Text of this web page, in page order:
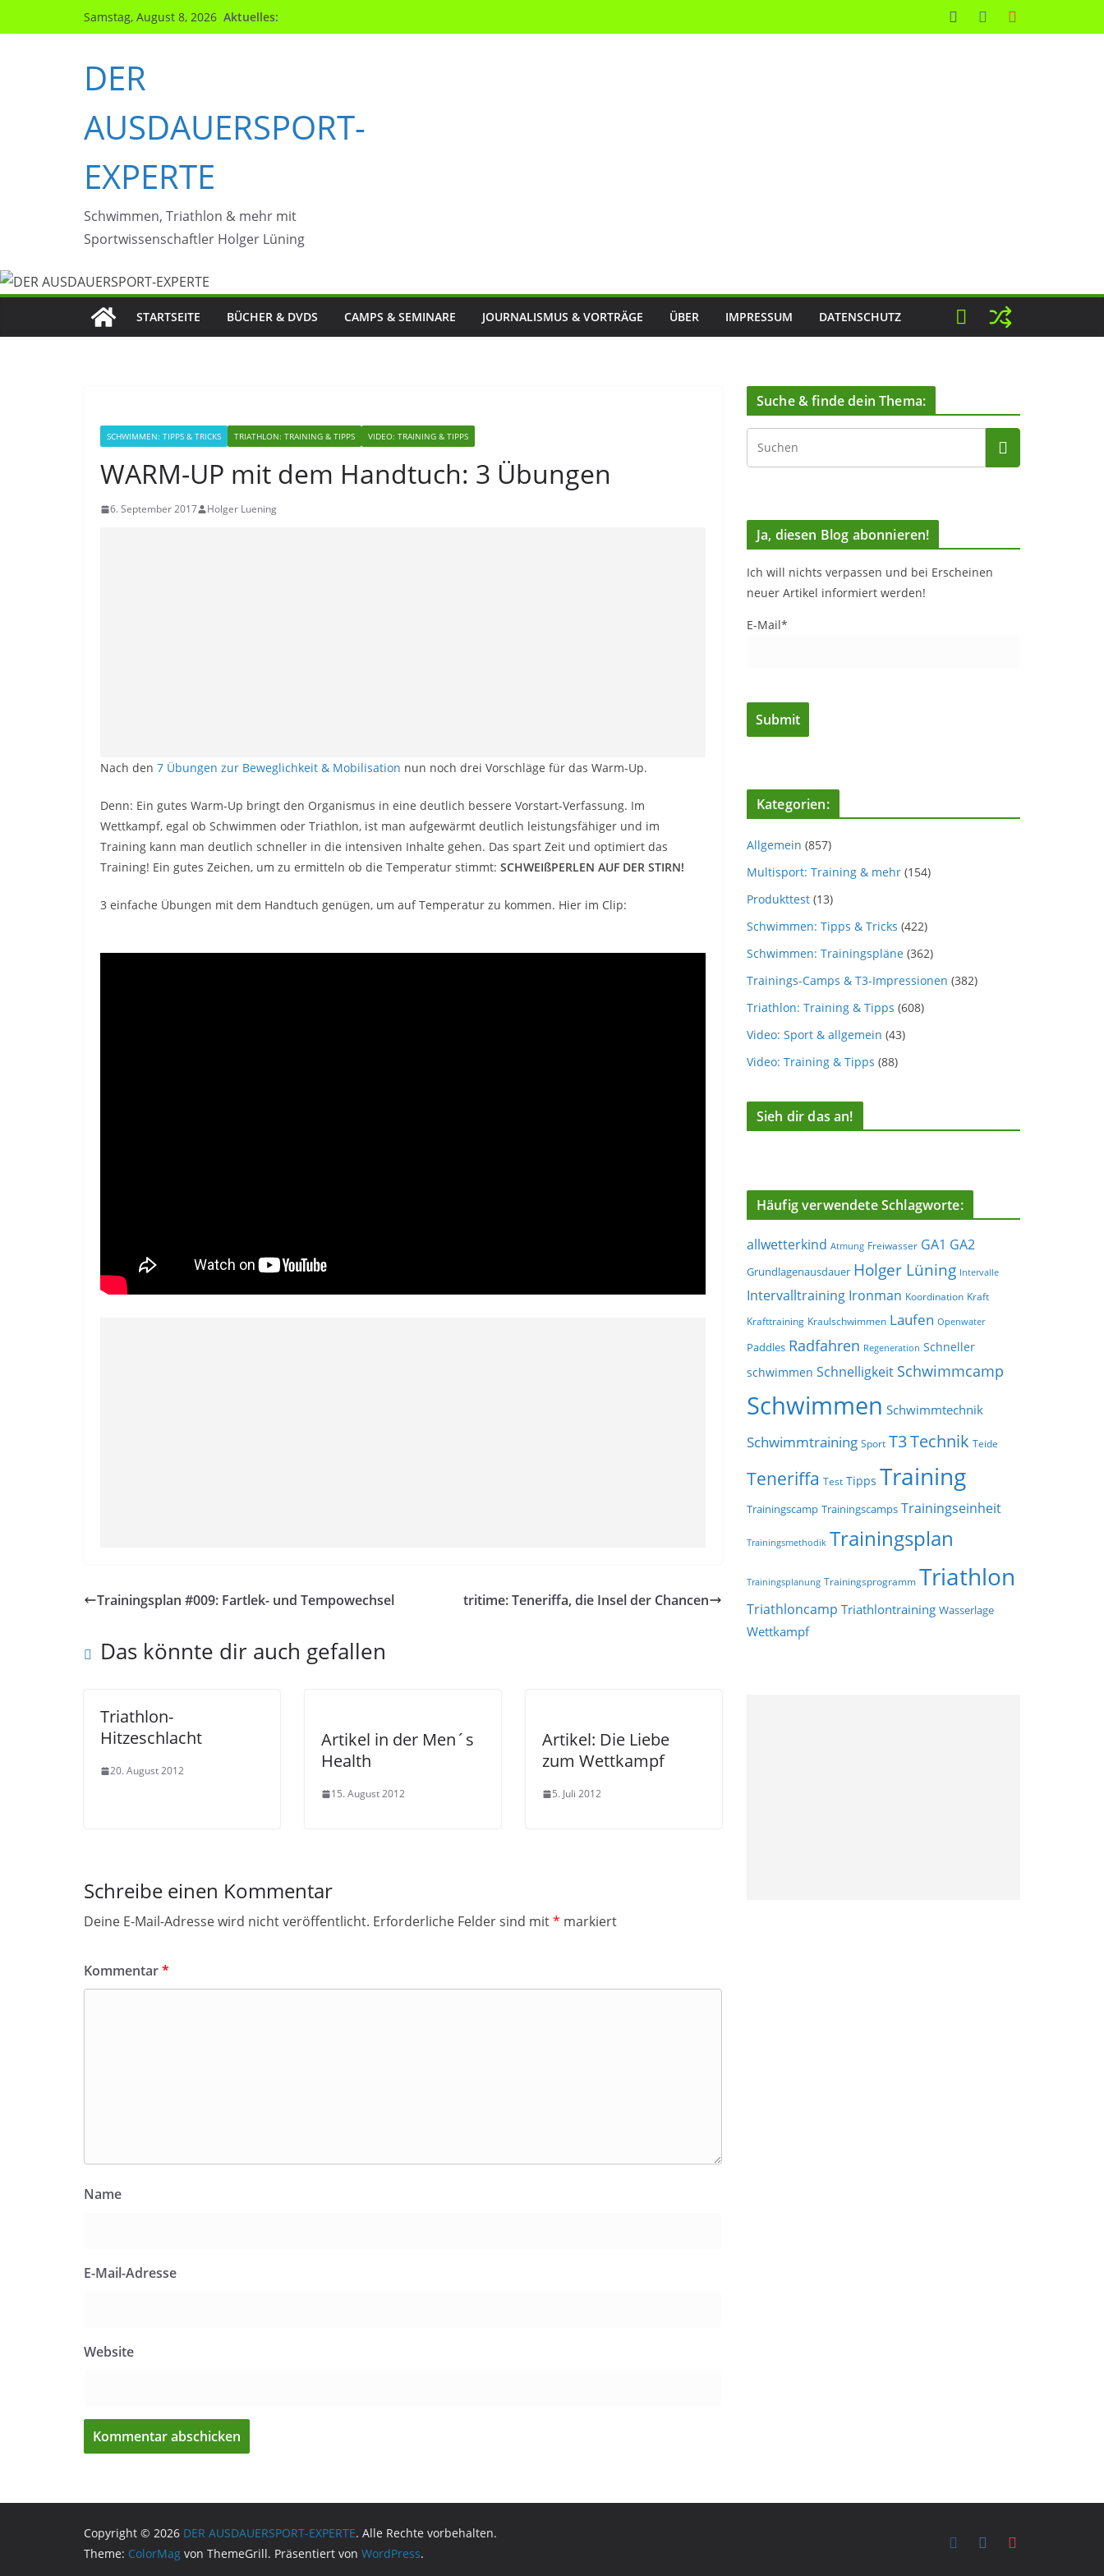
Inhalt
Samstag, August 8, 2026 Aktuelles:
DER
AUSDAUERSPORT-
EXPERTE
Schwimmen, Triathlon & mehr mit
Sportwissenschaftler Holger Lüning
STARTSEITE BÜCHER & DVDS CAMPS & SEMINARE JOURNALISMUS & VORTRÄGE ÜBER IMPRESSUM DATENSCHUTZ
SCHWIMMEN: TIPPS & TRICKS TRIATHLON: TRAINING & TIPPS VIDEO: TRAINING & TIPPS
WARM-UP mit dem Handtuch: 3 Übungen
6. September 2017 Holger Luening
Nach den 7 Übungen zur Beweglichkeit & Mobilisation nun noch drei Vorschläge für das Warm-Up.
Denn: Ein gutes Warm-Up bringt den Organismus in eine deutlich bessere Vorstart-Verfassung. Im
Wettkampf, egal ob Schwimmen oder Triathlon, ist man aufgewärmt deutlich leistungsfähiger und im
Training kann man deutlich schneller in die intensiven Inhalte gehen. Das spart Zeit und optimiert das
Training! Ein gutes Zeichen, um zu ermitteln ob die Temperatur stimmt: SCHWEIßPERLEN AUF DER STIRN!
3 einfache Übungen mit dem Handtuch genügen, um auf Temperatur zu kommen. Hier im Clip:
Trainingsplan #009: Fartlek- und Tempowechsel tritime: Teneriffa, die Insel der Chancen
Das könnte dir auch gefallen
Triathlon-
Hitzeschlacht
20. August 2012
Artikel in der Men´s
Health
15. August 2012
Artikel: Die Liebe
zum Wettkampf
5. Juli 2012
Schreibe einen Kommentar
Deine E-Mail-Adresse wird nicht veröffentlicht. Erforderliche Felder sind mit* markiert
Kommentar*
Name
E-Mail-Adresse
Website
Suche & finde dein Thema:
Ja, diesen Blog abonnieren!
Ich will nichts verpassen und bei Erscheinen
neuer Artikel informiert werden!
E-Mail*
Kategorien:
Allgemein (857)
Multisport: Training & mehr (154)
Produkttest (13)
Schwimmen: Tipps & Tricks (422)
Schwimmen: Trainingspläne (362)
Trainings-Camps & T3-Impressionen (382)
Triathlon: Training & Tipps (608)
Video: Sport & allgemein (43)
Video: Training & Tipps (88)
Sieh dir das an!
Häufig verwendete Schlagworte:
allwetterkind Atmung Freiwasser GA1 GA2
Grundlagenausdauer Holger Lüning Intervalle
Intervalltraining Ironman Koordination Kraft
Krafttraining Kraulschwimmen Laufen Openwater
Paddles Radfahren Regeneration Schneller
schwimmen Schnelligkeit Schwimmcamp
Schwimmen Schwimmtechnik
Schwimmtraining Sport T3Technik Teide
Teneriffa Test Tipps Training
Trainingscamp Trainingscamps Trainingseinheit
Trainingsmethodik Trainingsplan
Trainingsplanung Trainingsprogramm Triathlon
Triathloncamp Triathlontraining Wasserlage
Wettkampf
Copyright © 2026 DER AUSDAUERSPORT-EXPERTE. Alle Rechte vorbehalten.
Theme: ColorMag von ThemeGrill. Präsentiert von WordPress.